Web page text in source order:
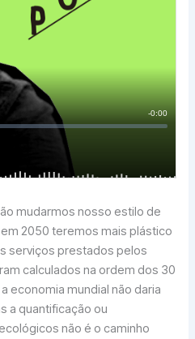
mudarmos nosso estilo de
2050 teremos mais plástico
serviços prestados pelos
calculados na ordem dos 30
economia mundial não daria
a quantificação ou
não é o caminho